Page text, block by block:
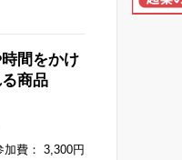
間をかけ
商品
加費： 3,300円